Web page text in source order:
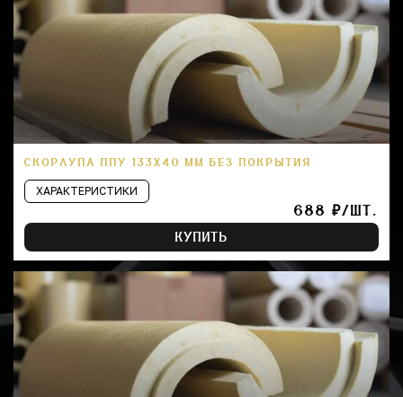
СКОРЛУПА ППУ 133Х40 ММ БЕЗ ПОКРЫТИЯ
ХАРАКТЕРИСТИКИ
688 ₽/ШТ.
КУПИТЬ